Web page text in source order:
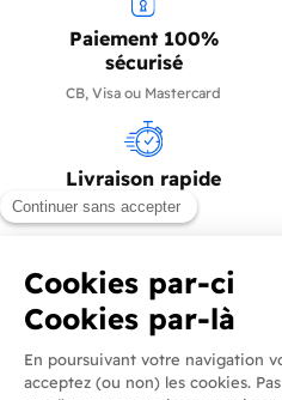
Paiement 100%
sécurisé
CB, Visa ou Mastercard
Livraison rapide
en 24/72h